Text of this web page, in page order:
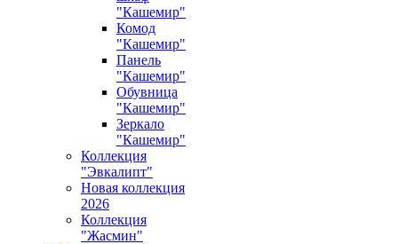
"Кашемир"
Комод
"Кашемир"
Панель
"Кашемир"
Обувница
"Кашемир"
Зеркало
"Кашемир"
Коллекция
"Эвкалипт"
Новая коллекция
2026
Коллекция
"Жасмин"